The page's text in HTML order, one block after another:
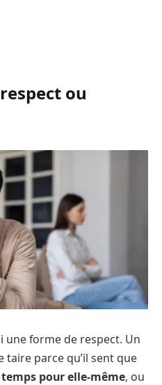
ou
une forme de respect. Un
parce qu’il sent que
pour elle-même, ou